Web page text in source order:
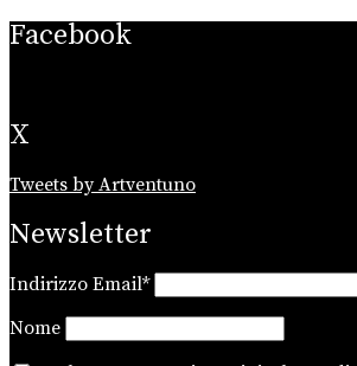
Facebook
X
Tweets by Artventuno
Newsletter
Indirizzo Email*
Nome